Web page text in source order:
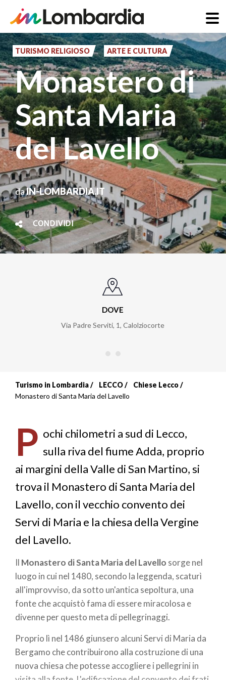
Salta
al
contenuto
principale
TURISMO RELIGIOSO ARTE E CULTURA
Monastero di
Santa Maria
del Lavello
daIN-LOMBARDIA.IT
CONDIVIDI
DOVE
Via Padre Serviti, 1, Calolziocorte
Briciole
pane
Turismo in Lombardia LECCO
Chiese Lecco
Monastero di Santa Maria del Lavello
P ochi chilometri a sud di Lecco,
sulla riva del fiume Adda, proprio
ai margini della Valle di San Martino, si
trova il Monastero di Santa Maria del
Lavello, con il vecchio convento dei
Servi di Maria e la chiesa della Vergine
del Lavello.
Il Monastero di Santa Maria del Lavello sorge nel
luogo in cui nel 1480, secondo la leggenda, scaturì
all'improvviso, da sotto un'antica sepoltura, una
fonte che acquistò fama di essere miracolosa e
divenne per questo meta di pellegrinaggi.
Proprio lì nel 1486 giunsero alcuni Servi di Maria da
Bergamo che contribuirono alla costruzione di una
nuova chiesa che potesse accogliere i pellegrini in